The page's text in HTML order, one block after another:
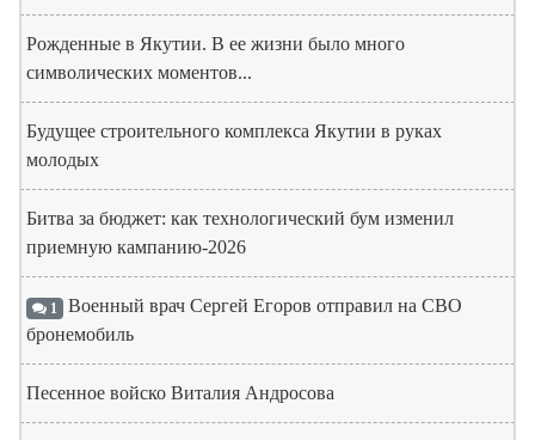
Рожденные в Якутии. В ее жизни было много
символических моментов...
Будущее строительного комплекса Якутии в руках
молодых
Битва за бюджет: как технологический бум изменил
приемную кампанию-2026
1 Военный врач Сергей Егоров отправил на СВО
бронемобиль
Песенное войско Виталия Андросова